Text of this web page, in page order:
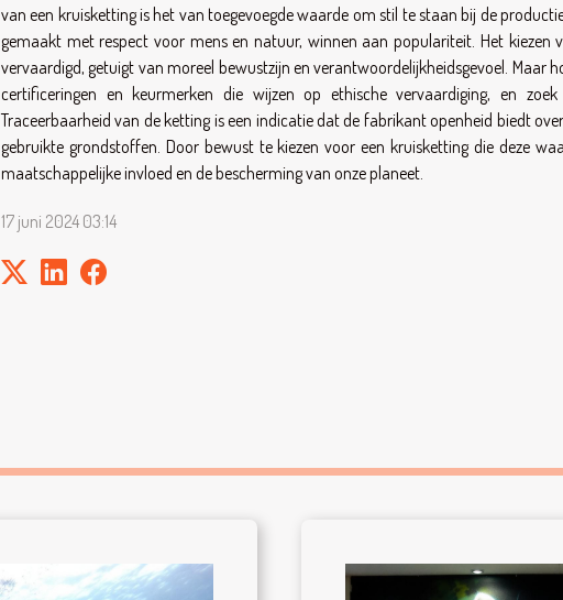
van een kruisketting is het van toegevoegde waarde om stil te staan bij de
gemaakt met respect voor mens en natuur, winnen aan populariteit. Het kiezen
vervaardigd, getuigt van moreel bewustzijn en verantwoordelijkheidsgevoel. Maar
certificeringen en keurmerken die wijzen op ethische vervaardiging, en
Traceerbaarheid van de ketting is een indicatie dat de fabrikant openheid biedt
gebruikte grondstoffen. Door bewust te kiezen voor een kruisketting die deze
maatschappelijke invloed en de bescherming van onze planeet.
17 juni 2024 03:14